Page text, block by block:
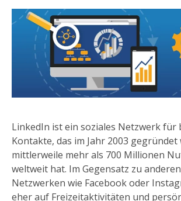
LinkedIn ist ein soziales Netzwerk für
Kontakte, das im Jahr 2003 gegründet
mittlerweile mehr als 700 Millionen
weltweit hat. Im Gegensatz zu
Netzwerken wie Facebook oder
eher auf Freizeitaktivitäten und